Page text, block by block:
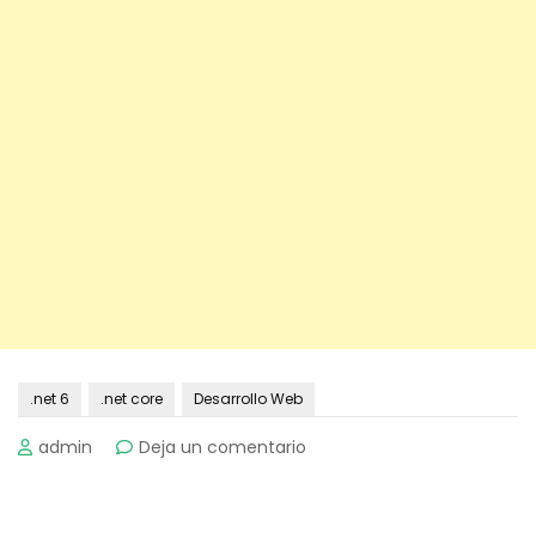
.net 6 .net core Desarrollo Web
admin Deja un comentario